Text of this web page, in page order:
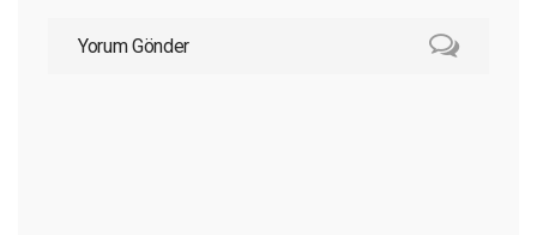
Yorum Gönder